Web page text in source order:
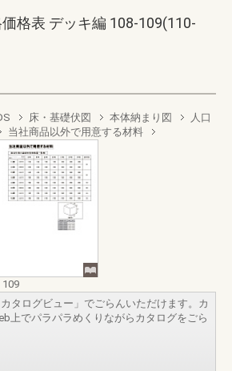
格表 デッキ編 108-109(110-
床・基礎伏図 本体納まり図
人口
当社商品以外で用意する材料
109
タログビュー」でごらんいただけます。カ
上でパラパラめくりながらカタログをごら